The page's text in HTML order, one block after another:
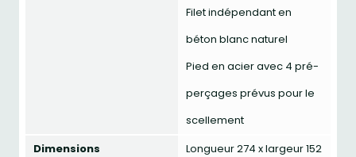
Filet indépendant en
béton blanc naturel
Pied en acier avec 4 pré-
perçages prévus pour le
scellement
Dimensions
Longueur 274 x largeur 152